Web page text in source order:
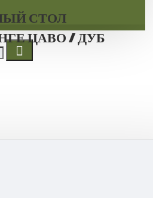
СТОЛ
ЦАВО / ДУБ